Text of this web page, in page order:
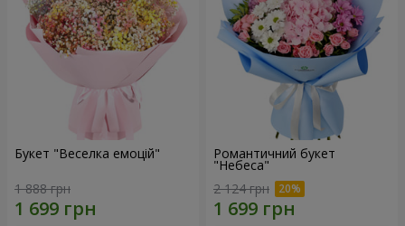
Букет "Веселка емоцій"
1 888 грн
Романтичний букет
"Небеса"
2 124 грн